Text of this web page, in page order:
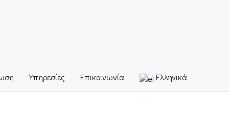
Υπηρεσίες Επικοινωνία Ελληνικά